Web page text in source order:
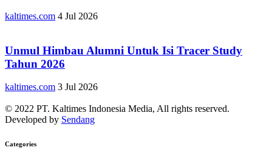
kaltimes.com 4 Jul 2026
Unmul Himbau Alumni Untuk Isi Tracer Study
Tahun 2026
kaltimes.com 3 Jul 2026
© 2022 PT. Kaltimes Indonesia Media, All rights reserved.
Developed by Sendang
Categories